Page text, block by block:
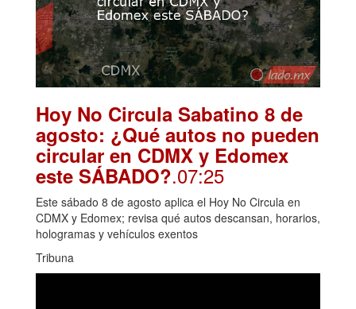
Hoy No Circula Sabatino 8 de
agosto: ¿Qué autos no pueden
circular en CDMX y Edomex
este SÁBADO?.07:25
Este sábado 8 de agosto aplica el Hoy No Circula en
CDMX y Edomex; revisa qué autos descansan, horarios,
hologramas y vehículos exentos
Tribuna